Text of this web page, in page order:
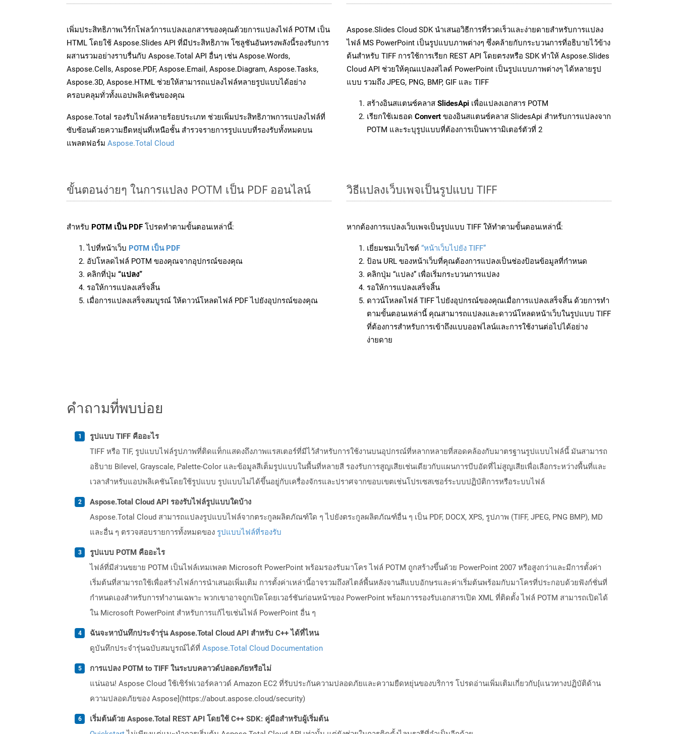
เพิ่มประสิทธิภาพเวิร์กโฟลว์การแปลงเอกสารของคุณด้วยการแปลงไฟล์ POTM เป็น
HTML โดยใช้ Aspose.Slides API ที่มีประสิทธิภาพ โซลูชันอันทรงพลังนี้รองรับการ
ผสานรวมอย่างราบรื่นกับ Aspose.Total API อื่นๆ เช่น Aspose.Words,
Aspose.Cells, Aspose.PDF, Aspose.Email, Aspose.Diagram, Aspose.Tasks,
Aspose.3D, Aspose.HTML ช่วยให้สามารถแปลงไฟล์หลายรูปแบบได้อย่าง
ครอบคลุมทั่วทั้งแอปพลิเคชันของคุณ
Aspose.Total รองรับไฟล์หลายร้อยประเภท ช่วยเพิ่มประสิทธิภาพการแปลงไฟล์ที่
ซับซ้อนด้วยความยืดหยุ่นที่เหนือชั้น สำรวจรายการรูปแบบที่รองรับทั้งหมดบน
แพลตฟอร์ม Aspose.Total Cloud
Aspose.Slides Cloud SDK นำเสนอวิธีการที่รวดเร็วและง่ายดายสำหรับการแปลง
ไฟล์ MS PowerPoint เป็นรูปแบบภาพต่างๆ ซึ่งคล้ายกับกระบวนการที่อธิบายไว้ข้าง
ต้นสำหรับ TIFF การใช้การเรียก REST API โดยตรงหรือ SDK ทำให้ Aspose.Slides
Cloud API ช่วยให้คุณแปลงสไลด์ PowerPoint เป็นรูปแบบภาพต่างๆ ได้หลายรูป
แบบ รวมถึง JPEG, PNG, BMP, GIF และ TIFF
สร้างอินสแตนซ์คลาส SlidesApi เพื่อแปลงเอกสาร POTM
เรียกใช้เมธอด Convert ของอินสแตนซ์คลาส SlidesApi สำหรับการแปลงจาก
POTM และระบุรูปแบบที่ต้องการเป็นพารามิเตอร์ตัวที่ 2
ขั้นตอนง่ายๆ ในการแปลง POTM เป็น PDF ออนไลน์
สำหรับ POTM เป็น PDF โปรดทำตามขั้นตอนเหล่านี้:
ไปที่หน้าเว็บ POTM เป็น PDF
อัปโหลดไฟล์ POTM ของคุณจากอุปกรณ์ของคุณ
คลิกที่ปุ่ม “แปลง”
รอให้การแปลงเสร็จสิ้น
เมื่อการแปลงเสร็จสมบูรณ์ ให้ดาวน์โหลดไฟล์ PDF ไปยังอุปกรณ์ของคุณ
วิธีแปลงเว็บเพจเป็นรูปแบบ TIFF
หากต้องการแปลงเว็บเพจเป็นรูปแบบ TIFF ให้ทำตามขั้นตอนเหล่านี้:
เยี่ยมชมเว็บไซต์ “หน้าเว็บไปยัง TIFF”
ป้อน URL ของหน้าเว็บที่คุณต้องการแปลงเป็นช่องป้อนข้อมูลที่กำหนด
คลิกปุ่ม “แปลง” เพื่อเริ่มกระบวนการแปลง
รอให้การแปลงเสร็จสิ้น
ดาวน์โหลดไฟล์ TIFF ไปยังอุปกรณ์ของคุณเมื่อการแปลงเสร็จสิ้น ด้วยการทำ
ตามขั้นตอนเหล่านี้ คุณสามารถแปลงและดาวน์โหลดหน้าเว็บในรูปแบบ TIFF
ที่ต้องการสำหรับการเข้าถึงแบบออฟไลน์และการใช้งานต่อไปได้อย่าง
ง่ายดาย
คำถามที่พบบ่อย
รูปแบบ TIFF คืออะไร
TIFF หรือ TIF, รูปแบบไฟล์รูปภาพที่ติดแท็กแสดงถึงภาพแรสเตอร์ที่มีไว้สำหรับการใช้งานบนอุปกรณ์ที่หลากหลายที่สอดคล้องกับมาตรฐานรูปแบบไฟล์นี้ มันสามารถ
อธิบาย Bilevel, Grayscale, Palette-Color และข้อมูลสีเต็มรูปแบบในพื้นที่หลายสี รองรับการสูญเสียเช่นเดียวกับแผนการบีบอัดที่ไม่สูญเสียเพื่อเลือกระหว่างพื้นที่และ
เวลาสำหรับแอปพลิเคชันโดยใช้รูปแบบ รูปแบบไม่ได้ขึ้นอยู่กับเครื่องจักรและปราศจากขอบเขตเช่นโปรเซสเซอร์ระบบปฏิบัติการหรือระบบไฟล์
Aspose.Total Cloud API รองรับไฟล์รูปแบบใดบ้าง
Aspose.Total Cloud สามารถแปลงรูปแบบไฟล์จากตระกูลผลิตภัณฑ์ใด ๆ ไปยังตระกูลผลิตภัณฑ์อื่น ๆ เป็น PDF, DOCX, XPS, รูปภาพ (TIFF, JPEG, PNG BMP), MD
และอื่น ๆ ตรวจสอบรายการทั้งหมดของ รูปแบบไฟล์ที่รองรับ
รูปแบบ POTM คืออะไร
ไฟล์ที่มีส่วนขยาย POTM เป็นไฟล์เทมเพลต Microsoft PowerPoint พร้อมรองรับมาโคร ไฟล์ POTM ถูกสร้างขึ้นด้วย PowerPoint 2007 หรือสูงกว่าและมีการตั้งค่า
เริ่มต้นที่สามารถใช้เพื่อสร้างไฟล์การนำเสนอเพิ่มเติม การตั้งค่าเหล่านี้อาจรวมถึงสไตล์พื้นหลังจานสีแบบอักษรและค่าเริ่มต้นพร้อมกับมาโครที่ประกอบด้วยฟังก์ชั่นที่
กำหนดเองสำหรับการทำงานเฉพาะ พวกเขาอาจถูกเปิดโดยเวอร์ชันก่อนหน้าของ PowerPoint พร้อมการรองรับเอกสารเปิด XML ที่ติดตั้ง ไฟล์ POTM สามารถเปิดได้
ใน Microsoft PowerPoint สำหรับการแก้ไขเช่นไฟล์ PowerPoint อื่น ๆ
ฉันจะหาบันทึกประจำรุ่น Aspose.Total Cloud API สำหรับ C++ ได้ที่ไหน
ดูบันทึกประจำรุ่นฉบับสมบูรณ์ได้ที่ Aspose.Total Cloud Documentation
การแปลง POTM to TIFF ในระบบคลาวด์ปลอดภัยหรือไม่
แน่นอน! Aspose Cloud ใช้เซิร์ฟเวอร์คลาวด์ Amazon EC2 ที่รับประกันความปลอดภัยและความยืดหยุ่นของบริการ โปรดอ่านเพิ่มเติมเกี่ยวกับ[แนวทางปฏิบัติด้าน
ความปลอดภัยของ Aspose](https://about.aspose.cloud/security)
เริ่มต้นด้วย Aspose.Total REST API โดยใช้ C++ SDK: คู่มือสำหรับผู้เริ่มต้น